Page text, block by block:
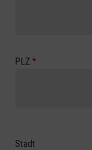
PLZ *
Stadt